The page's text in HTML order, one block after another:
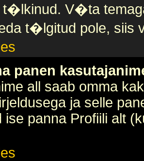
t�lkinud. V�ta
t�lgitud pole, siis
panen
all saab omma
ja selle
ise panna Profiili alt